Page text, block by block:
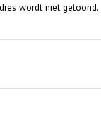
wordt niet getoond.